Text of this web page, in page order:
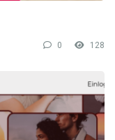
0 128